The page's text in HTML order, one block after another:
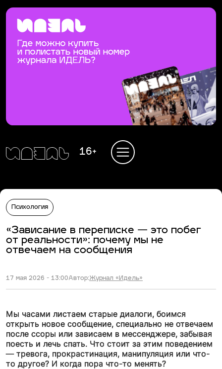
16+
Психология
«Зависание в переписке — это побег
от реальности»: почему мы не
отвечаем на сообщения
17 мая 2026 - 13:00Автор:Журнал «Идель»
Мы часами листаем старые диалоги, боимся
открыть новое сообщение, специально не отвечаем
после ссоры или зависаем в мессенджере, забывая
поесть и лечь спать. Что стоит за этим поведением
— тревога, прокрастинация, манипуляция или что-
то другое? И когда пора что-то менять?